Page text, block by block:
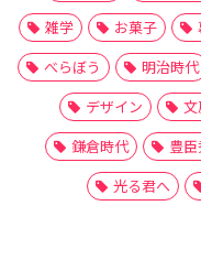
雑学
お菓子
べらぼう
明治時代
デザイン
鎌倉時代
豊
光る君へ